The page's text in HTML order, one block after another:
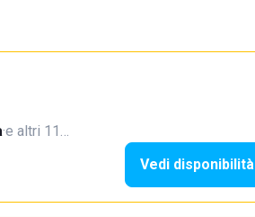
·e altri 11…
Vedi disponibilità